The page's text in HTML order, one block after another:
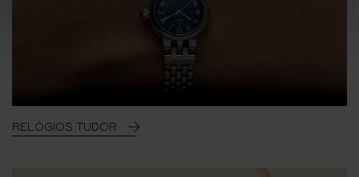
RELÓGIOS TUDOR